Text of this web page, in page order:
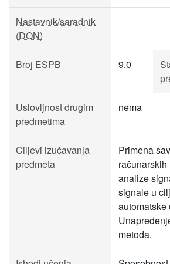
Nastavnik/saradnik
(DON)
Broj ESPB 9.0
Uslovljnost drugim
predmetima
nema
Ciljevi izučavanja
predmeta
Primena
analize
signale u
automatske
metoda.